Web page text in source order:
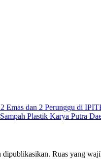
Emas dan 2 Perunggu di
Plastik Karya Putra
dipublikasikan. Ruas yang